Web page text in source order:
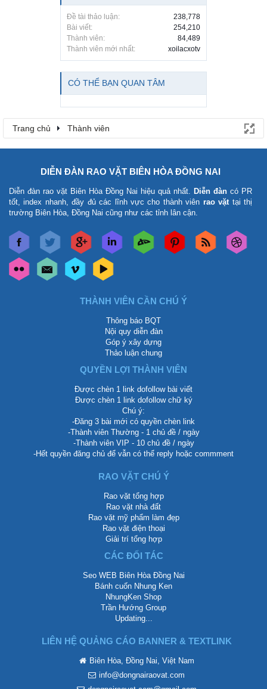
Đề tài thảo luận:
238,778
Bài viết:
254,210
Thành viên:
84,489
Thành viên mới nhất:
xoilacxotv
CÓ THỂ BẠN QUAN TÂM
Trang chủ Thành viên
DIỄN ĐÀN RAO VẶT BIÊN HÒA ĐỒNG NAI
Diễn đàn rao vặt Biên Hòa Đồng Nai hiệu quả nhất. Diễn đàn có PR
tốt, index nhanh, đầy đủ các lĩnh vực cho thành viên rao vặttại thị
trường Biên Hòa, Đồng Nai cũng như các tỉnh lân cận.
THÀNH VIÊN CẦN CHÚ Ý
Thông báo BQT
Nội quy diễn đàn
Góp ý xây dựng
Thảo luận chung
QUYỀN LỢI THÀNH VIÊN
Được chèn 1 link dofollow bài viết
Được chèn 1 link dofollow chữ ký
Chú ý:
-Đăng 3 bài mới có quyền chèn link
-Thành viên Thường - 1 chủ đề / ngày
-Thành viên VIP - 10 chủ đề / ngày
-Hết quyền đăng chủ để vẫn có thể reply hoặc commment
RAO VẶT CHÚ Ý
Rao vặt tổng hợp
Rao vặt nhà đất
Rao vặt mỹ phẩm làm đẹp
Rao vặt điện thoại
Giải trí tổng hợp
CÁC ĐỐI TÁC
Seo WEB Biên Hòa Đồng Nai
Bánh cuốn Nhung Ken
NhungKen Shop
Trần Hướng Group
Updating...
LIÊN HỆ QUẢNG CÁO BANNER & TEXTLINK
Biên Hòa, Đồng Nai, Việt Nam
info@dongnairaovat.com